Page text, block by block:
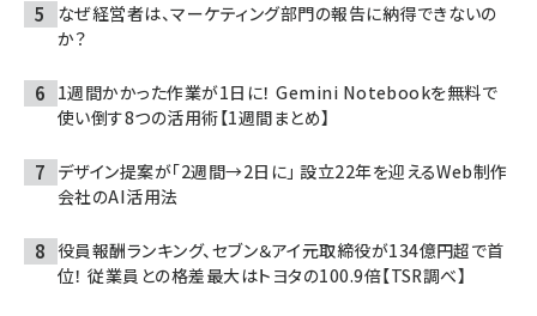
なぜ経営者は、マーケティング部門の報告に納得できないの
か？
1週間かかった作業が1日に！ Gemini Notebookを無料で
使い倒す8つの活用術【1週間まとめ】
デザイン提案が「2週間→2日に」 設立22年を迎えるWeb制作
会社のAI活用法
役員報酬ランキング、セブン＆アイ元取締役が134億円超で首
位！ 従業員との格差最大はトヨタの100.9倍【TSR調べ】